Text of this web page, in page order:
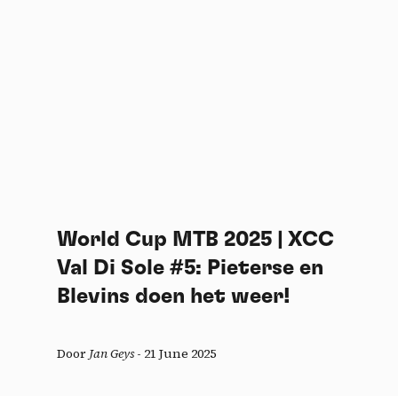
World Cup MTB 2025 | XCC
Val Di Sole #5: Pieterse en
Blevins doen het weer!
Door Jan Geys- 21 June 2025